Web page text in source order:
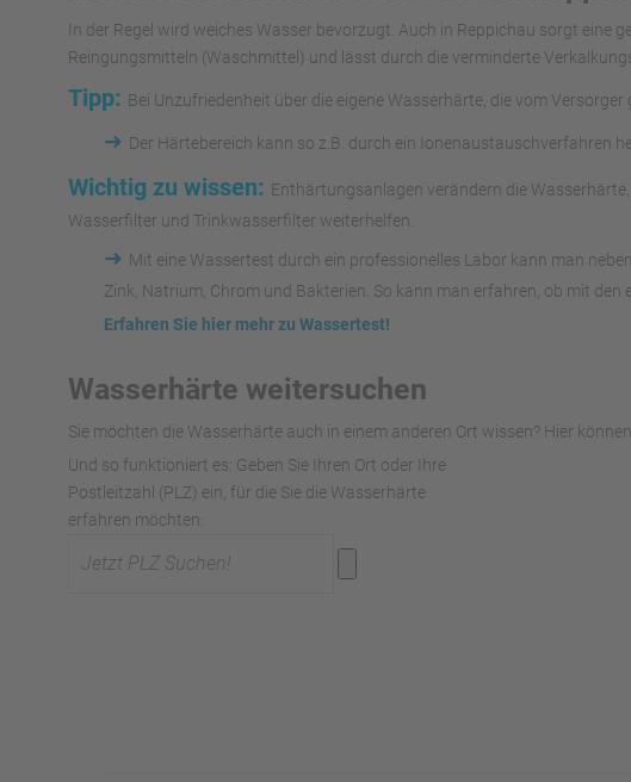
In der Regel wird weiches Wasser bevorzugt. Auch in Reppichau sorgt
Reingungsmitteln (Waschmittel) und lässt durch die verminderte
Tipp: Bei Unzufriedenheit über die eigene Wasserhärte, die vom
➜ Der Härtebereich kann so z.B. durch ein Ionenaustauschverfahren
Wichtig zu wissen: Enthärtungsanlagen verändern die
Wasserfilter und Trinkwasserfilter weiterhelfen.
➜ Mit eine Wassertest durch ein professionelles Labor kann man
Zink, Natrium, Chrom und Bakterien. So kann man erfahren, ob mit
Erfahren Sie hier mehr zu Wassertest!
Wasserhärte weitersuchen
Sie möchten die Wasserhärte auch in einem anderen Ort wissen? Hier
Und so funktioniert es: Geben Sie Ihren Ort oder Ihre
Postleitzahl (PLZ) ein, für die Sie die Wasserhärte
erfahren möchten: